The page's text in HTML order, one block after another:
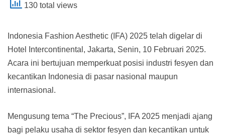
130 total views
Indonesia Fashion Aesthetic (IFA) 2025 telah digelar di
Hotel Intercontinental, Jakarta, Senin, 10 Februari 2025.
Acara ini bertujuan memperkuat posisi industri fesyen dan
kecantikan Indonesia di pasar nasional maupun
internasional.
Mengusung tema “The Precious”, IFA 2025 menjadi ajang
bagi pelaku usaha di sektor fesyen dan kecantikan untuk